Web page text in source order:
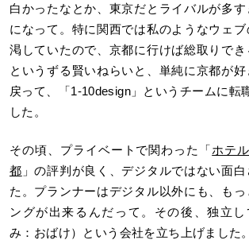
白かったなとか、東京だとライバルが多す
になって。特に関西では私のようなウェ
渇していたので、京都に行けば総取りでき
というずる賢いねらいと、単純に京都が
戻って、「1-10design」というチームに転
した。
その頃、プライベートで関わった「ホテ
都 」の評判が良く、デジタルではない面
た。プランナーはデジタル以外にも、も
ングが出来るんだって。その後、独立
み：おばけ）という会社を立ち上げました